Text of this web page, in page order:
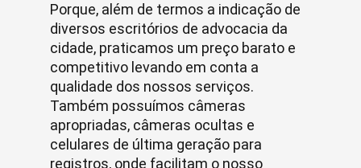
Porque, além de termos a indicação de
diversos escritórios de advocacia da
cidade, praticamos um preço barato e
competitivo levando em conta a
qualidade dos nossos serviços.
Também possuímos câmeras
apropriadas, câmeras ocultas e
celulares de última geração para
registros, onde facilitam o nosso